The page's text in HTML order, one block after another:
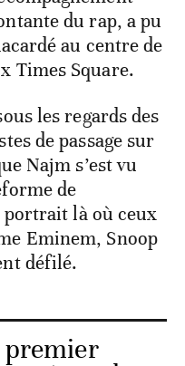
du rap, a pu
au centre de
Times Square.
les regards des
de passage sur
Najm s’est vu
de
là où ceux
Eminem, Snoop
défilé.